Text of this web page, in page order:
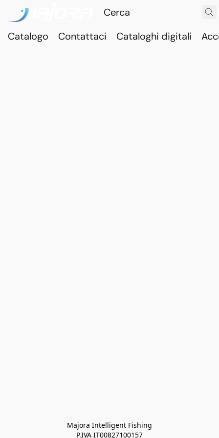
Catalogo Contattaci Cataloghi digitali
Majora Intelligent Fishing
P.IVA IT00827100157